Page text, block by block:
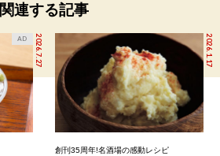
関連する記事
2026.7.27
AD 2026.1.17
創刊35周年!名酒場の感動レシピ